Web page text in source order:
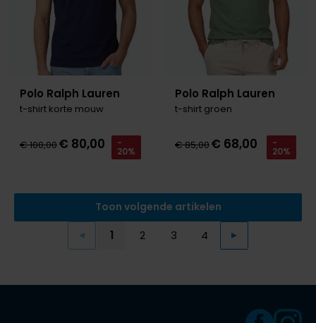
Polo Ralph Lauren
t-shirt korte mouw
€ 100,00€ 80,00 -
20%
Polo Ralph Lauren
t-shirt groen
€ 85,00€ 68,00 -
20%
Toon volgende artikelen
Vorige
1 2 3 4 Volgende